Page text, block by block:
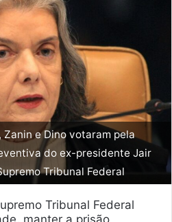
e Dino votaram pela
do ex-presidente Jair
Tribunal Federal
Tribunal Federal